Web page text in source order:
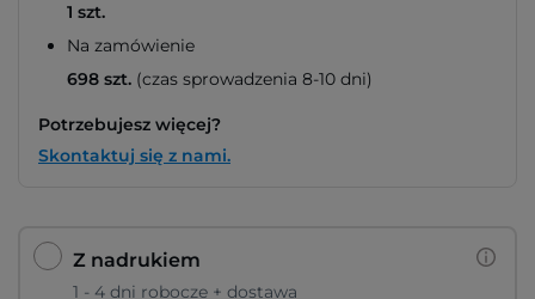
1 szt.
Na zamówienie
698 szt. (czas sprowadzenia 8-10 dni)
Potrzebujesz więcej?
Skontaktuj się z nami.
Z nadrukiem
1 - 4 dni robocze + dostawa